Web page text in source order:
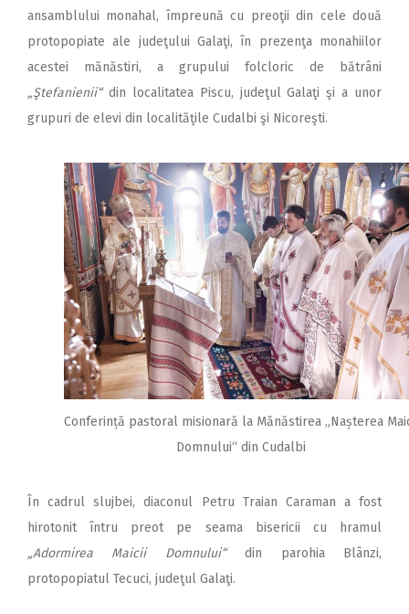
ansamblului monahal, împreună cu preoţii din cele două
protopopiate ale judeţului Galaţi, în prezenţa monahiilor
acestei mănăstiri, a grupului folcloric de bătrâni
„Ştefanienii“din localitatea Piscu, judeţul Galaţi şi a unor
grupuri de elevi din localităţile Cudalbi şi Nicoreşti.
Conferință pastoral misionară la Mănăstirea „Nașterea
Domnului“ din Cudalbi
În cadrul slujbei, diaconul Petru Traian Caraman a fost
hirotonit întru preot pe seama bisericii cu hramul
„Adormirea Maicii Domnului“din parohia Blânzi,
protopopiatul Tecuci, judeţul Galaţi.